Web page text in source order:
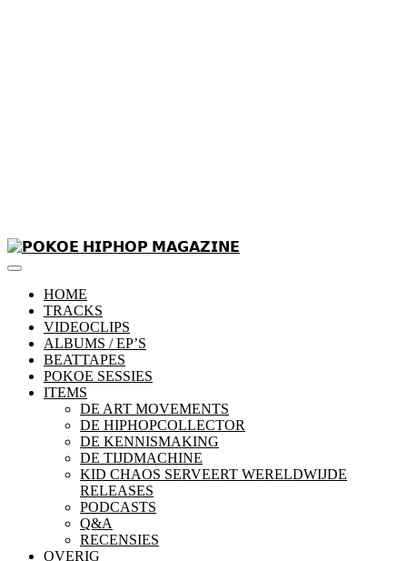
Skip
Primary
HOME
TRACKS
VIDEOCLIPS
ALBUMS / EP’S
BEATTAPES
POKOE SESSIES
ITEMS
DE ART MOVEMENTS
DE HIPHOPCOLLECTOR
DE KENNISMAKING
DE TIJDMACHINE
KID CHAOS SERVEERT WERELDWIJDE
RELEASES
PODCASTS
Q&A
RECENSIES
OVERIG